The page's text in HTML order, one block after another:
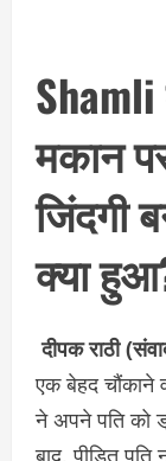
Shamli
मकान
जिंदगी
क्या
दीपक राठी
एक बेहद चौंकाने
ने अपने पति को